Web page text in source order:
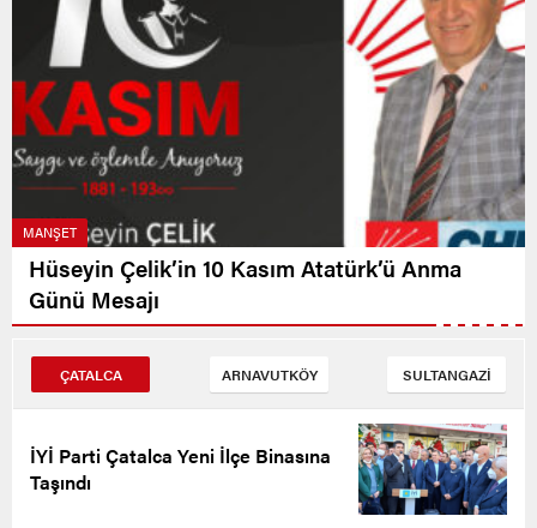
MANŞET
Hüseyin Çelik’in 10 Kasım Atatürk’ü Anma
Günü Mesajı
ÇATALCA ARNAVUTKÖY SULTANGAZİ
İYİ Parti Çatalca Yeni İlçe Binasına
Taşındı